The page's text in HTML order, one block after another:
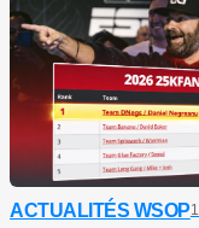
ACTUALITÉS WSOP